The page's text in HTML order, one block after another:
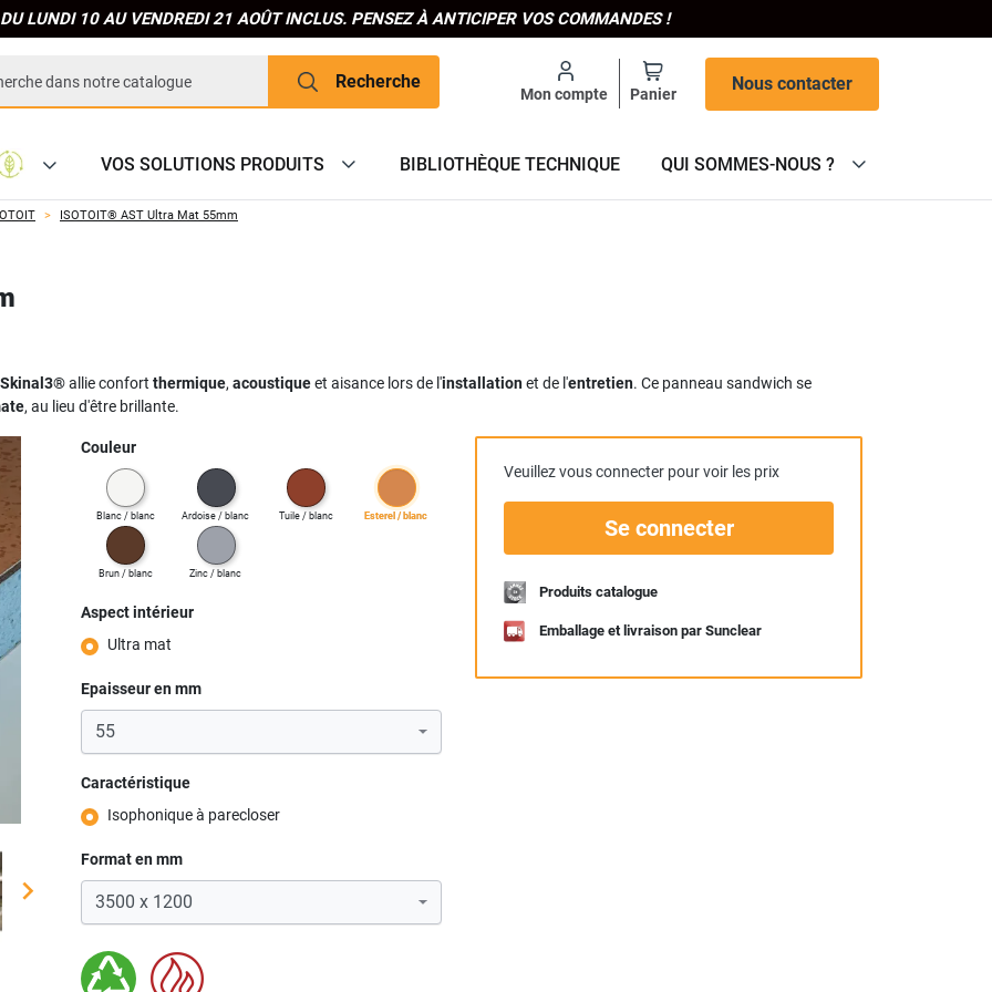
LUNDI 10 AU VENDREDI 21 AOÛT INCLUS. PENSEZ À ANTICIPER VOS COMMANDES !
Recherche
Mon compte Panier
Nous contacter
VOS SOLUTIONS PRODUITS BIBLIOTHÈQUE TECHNIQUE QUI SOMMES-NOUS ?
ISOTOIT® AST Ultra Mat 55mm
Skinal3®allie confort thermique, acoustiqueet aisance lors de l'installationet de l'entretien. Ce panneau sandwich se
, au lieu d'être brillante.

Couleur
blanc / blanc ardoise / blanc tuile / blanc esterel / blanc
brun / blanc zinc / blanc
Aspect intérieur
Ultra mat
Epaisseur en mm
Caractéristique
Isophonique à parecloser
Format en mm
Veuillez vous connecter pour voir les prix
Se connecter
Produits catalogue
Emballage et livraison par Sunclear